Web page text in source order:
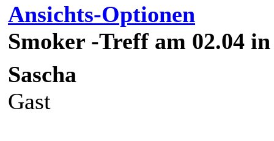
Ansichts-Optionen
Smoker -Treff am 02.04
Sascha
Gast